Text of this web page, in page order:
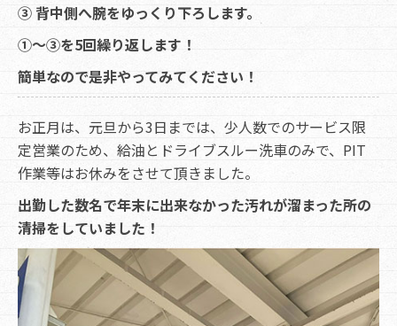
③ 背中側へ腕をゆっくり下ろします。
①～③を5回繰り返します！
簡単なので是非やってみてください！
お正月は、元旦から3日までは、少人数でのサービス限
定営業のため、給油とドライブスルー洗車のみで、PIT
作業等はお休みをさせて頂きました。
出勤した数名で年末に出来なかった汚れが溜まった所の
清掃をしていました！